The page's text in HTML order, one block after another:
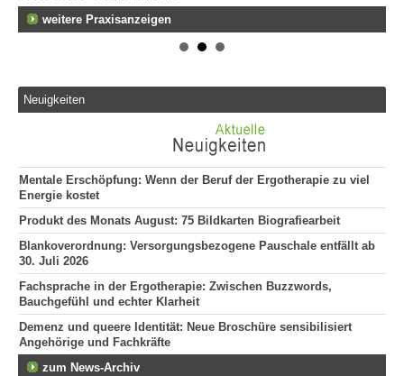
weitere Praxisanzeigen
Neuigkeiten
Mentale Erschöpfung: Wenn der Beruf der Ergotherapie zu viel
Energie kostet
Produkt des Monats August: 75 Bildkarten Biografiearbeit
Blankoverordnung: Versorgungsbezogene Pauschale entfällt ab
30. Juli 2026
Fachsprache in der Ergotherapie: Zwischen Buzzwords,
Bauchgefühl und echter Klarheit
Demenz und queere Identität: Neue Broschüre sensibilisiert
Angehörige und Fachkräfte
zum News-Archiv